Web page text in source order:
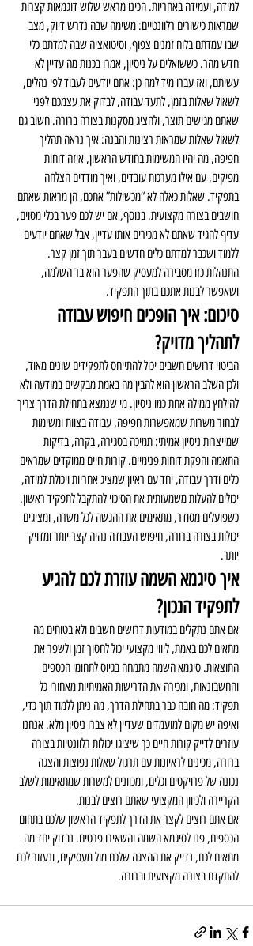
למידה, ועמידה באחריות. הכינו מראש שלוש דוגמאות קצרות
שמראות כישורים רלוונטיים: משימה שבה נדרש דיוק, מצב
שבו עמדתם בלוח זמנים צפוף, וסיטואציה שבה למדתם כלי
חדש מהר. כששואלים על ניסיון, אמרו בכנות מה עדיין לא
עשיתם, ואז עברו מיד למה כן: אתם יודעים לעבוד לפי נהלים,
לשאול שאלות בזמן, לתעד עבודה, לבדוק את עצמכם לפני
שאתם מגישים תוצר, ולהציג מסקנות בצורה ברורה. חשוב גם
לשאול שאלות שמראות רצינות והבנה: איך נראה תהליך
חפיפה, מה יהיו המשימות בחודש הראשון, איזה דוחות
מפיקים, עם אילו מערכות עובדים, ואיך מודדים הצלחה
בתפקיד. שאלות כאלה לא “מכשילות” אתכם, הן מראות שאתם
חושבים בצורה מקצועית. בנוסף, אם יש לכם פער בכלי מסוים,
עדיף להגיד שאתם לא מכירים אותו עדיין, אבל שאתם יודעים
ללמוד ושכבר למדתם כלים חדשים בעבר תוך זמן קצר.
התנהלות כזו מסבירה למעסיק שהפער הוא בר השלמה,
ושאפשר לבנות אתכם בתוך התפקיד.
סיכום: איך הופכים חיפוש עבודה
לתהליך מדויק?
הביטוי דרושים חשבים יכול להתייחס לתפקידים שונים מאוד,
ולכן השלב הראשון הוא להבין מה באמת מבקשים במודעה ולא
להילחץ ממילה אחת כמו ניסיון. מי שנמצא בתחילת הדרך צריך
לבחור משרות שמאפשרות חפיפה, עבודה בצוות ומשימות
שמייצרות ניסיון אמיתי: תמיכה בסגירה, בקרה, בדיקות
התאמה והפקת דוחות פנימיים. קורות חיים ממוקדים שמראים
כלים ודרך עבודה, יחד עם ראיון שמציג אחריות ויכולת למידה,
יכולים להעלות משמעותית את הסיכוי להתקבל לתפקיד ראשון.
כשפועלים מסודר, מתאימים את ההגשה לכל משרה, ומציגים
יכולות בצורה ברורה, חיפוש העבודה נהיה קצר יותר ומדויק
יותר.
איך סיגמא השמה עוזרת לכם להגיע
לתפקיד הנכון?
אם אתם נתקלים במודעות דרושים חשבים ולא בטוחים מה
מתאים לכם באמת, ליווי מקצועי יכול לחסוך זמן ולשפר את
התוצאות. סיגמא השמה מתמחה בגיוס לתחומי הכספים
והחשבונאות, ומכירה את הדרישות האמיתיות מאחורי כל
תפקיד: מה חובה כבר בתחילת הדרך, מה ניתן ללמוד תוך כדי,
ואיפה יש מקום למועמדים שעדיין לא צברו ניסיון מלא. אנחנו
עוזרים לדייק קורות חיים כך שיציגו יכולות רלוונטיות בצורה
ברורה, מכינים לראיונות עם תרגול שאלות נפוצות והצגה
נכונה של פרויקטים וכלים, ומכוונים למשרות שמתאימות לשלב
הקריירה ולכיוון המקצועי שאתם רוצים לבנות.
אם אתם רוצים לקצר את הדרך לתפקיד הראשון שלכם בתחום
הכספים, פנו לסיגמא השמה והשאירו פרטים. נבדוק יחד מה
מתאים לכם, נדייק את ההצגה שלכם מול מעסיקים, ונעזור לכם
להתקדם בצורה מקצועית וברורה.